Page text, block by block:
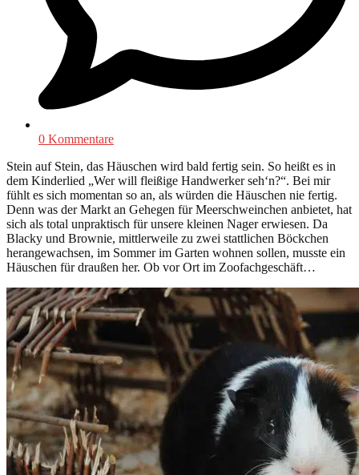
0 Kommentare
Stein auf Stein, das Häuschen wird bald fertig sein. So heißt es in
dem Kinderlied „Wer will fleißige Handwerker seh‘n?“. Bei mir
fühlt es sich momentan so an, als würden die Häuschen nie fertig.
Denn was der Markt an Gehegen für Meerschweinchen anbietet, hat
sich als total unpraktisch für unsere kleinen Nager erwiesen. Da
Blacky und Brownie, mittlerweile zu zwei stattlichen Böckchen
herangewachsen, im Sommer im Garten wohnen sollen, musste ein
Häuschen für draußen her. Ob vor Ort im Zoofachgeschäft…